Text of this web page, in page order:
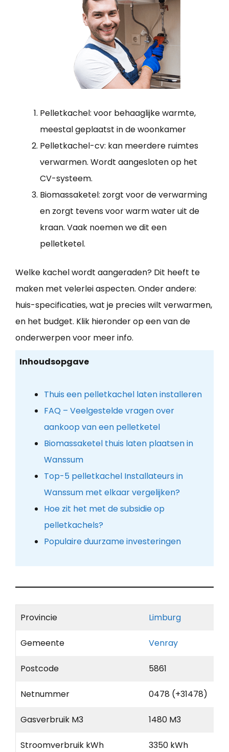
Pelletkachel: voor behaaglijke warmte,
meestal geplaatst in de woonkamer
Pelletkachel-cv: kan meerdere ruimtes
verwarmen. Wordt aangesloten op het
CV-systeem.
Biomassaketel: zorgt voor de verwarming
en zorgt tevens voor warm water uit de
kraan. Vaak noemen we dit een
pelletketel.
Welke kachel wordt aangeraden? Dit heeft te
maken met velerlei aspecten. Onder andere:
huis-specificaties, wat je precies wilt verwarmen,
en het budget. Klik hieronder op een van de
onderwerpen voor meer info.
Inhoudsopgave
Thuis een pelletkachel laten installeren
FAQ – Veelgestelde vragen over
aankoop van een pelletketel
Biomassaketel thuis laten plaatsen in
Wanssum
Top-5 pelletkachel Installateurs in
Wanssum met elkaar vergelijken?
Hoe zit het met de subsidie op
pelletkachels?
Populaire duurzame investeringen
Provincie Limburg
Gemeente Venray
Postcode 5861
Netnummer 0478 (+31478)
Gasverbruik M3 1480 M3
Stroomverbruik kWh 3350 kWh